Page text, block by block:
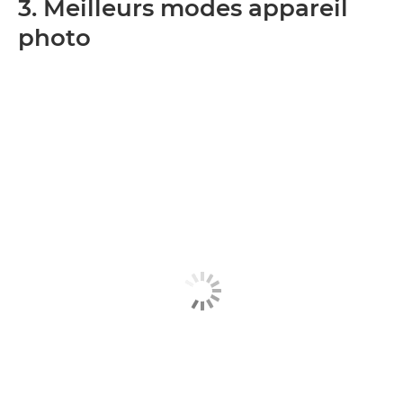
3. Meilleurs modes appareil
photo